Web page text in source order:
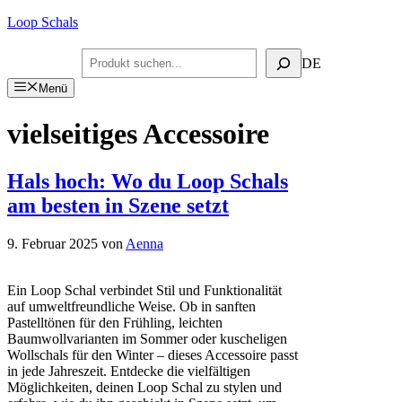
Zum
Loop Schals
Suchen DE
Menü
vielseitiges Accessoire
Hals hoch: Wo du Loop Schals
am besten in Szene setzt
9. Februar 2025 von Aenna
Ein Loop Schal verbindet Stil und Funktionalität
auf umweltfreundliche Weise. Ob in sanften
Pastelltönen für den Frühling, leichten
Baumwollvarianten im Sommer oder kuscheligen
Wollschals für den Winter – dieses Accessoire passt
in jede Jahreszeit. Entdecke die vielfältigen
Möglichkeiten, deinen Loop Schal zu stylen und